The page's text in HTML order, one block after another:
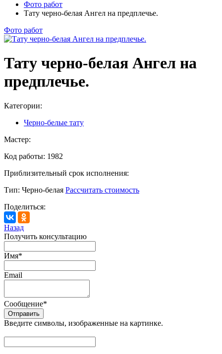
Фото работ
Тату черно-белая Ангел на предплечье.
Фото работ
Тату черно-белая Ангел на
предплечье.
Категории:
Черно-белые тату
Мастер:
Код работы: 1982
Приблизительный срок исполнения:
Тип: Черно-белая Рассчитать стоимость
Поделиться:
Назад
Получить консультацию
Имя*
Email
Сообщение*
Введите символы, изображенные на картинке.